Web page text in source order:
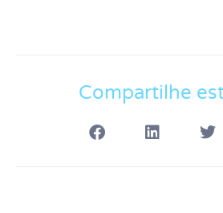
Compartilhe